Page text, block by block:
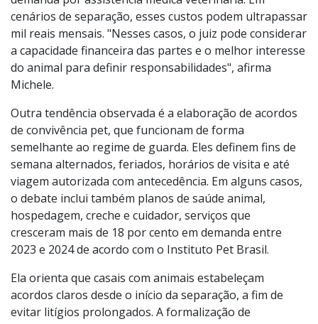
indica que tutores brasileiros gastaram mais de R$ 62
bilhões em produtos e serviços pet no último ano,
número que reflete um mercado robusto e a crescente
demanda por assistência médica veterinária. Em
cenários de separação, esses custos podem ultrapassar
mil reais mensais. "Nesses casos, o juiz pode considerar
a capacidade financeira das partes e o melhor interesse
do animal para definir responsabilidades", afirma
Michele.
Outra tendência observada é a elaboração de acordos
de convivência pet, que funcionam de forma
semelhante ao regime de guarda. Eles definem fins de
semana alternados, feriados, horários de visita e até
viagem autorizada com antecedência. Em alguns casos,
o debate inclui também planos de saúde animal,
hospedagem, creche e cuidador, serviços que
cresceram mais de 18 por cento em demanda entre
2023 e 2024 de acordo com o Instituto Pet Brasil.